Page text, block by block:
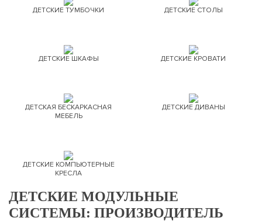
ДЕТСКИЕ ТУМБОЧКИ ДЕТСКИЕ СТОЛЫ
ДЕТСКИЕ ШКАФЫ ДЕТСКИЕ КРОВАТИ
ДЕТСКАЯ БЕСКАРКАСНАЯ
МЕБЕЛЬ
ДЕТСКИЕ ДИВАНЫ
ДЕТСКИЕ КОМПЬЮТЕРНЫЕ
КРЕСЛА
ДЕТСКИЕ МОДУЛЬНЫЕ
СИСТЕМЫ: ПРОИЗВОДИТЕЛЬ